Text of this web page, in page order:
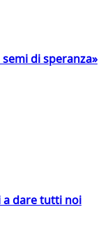
di speranza»
dare tutti noi